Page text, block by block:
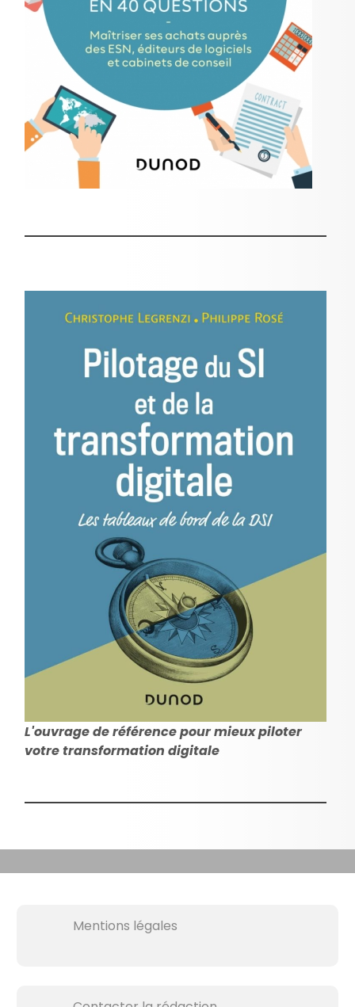
L'ouvrage de référence pour mieux piloter
votre transformation digitale
Mentions légales